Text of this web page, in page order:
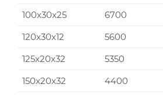
100x30x25
6700
120x30x12
5600
125x20x32
5350
150x20x32
4400